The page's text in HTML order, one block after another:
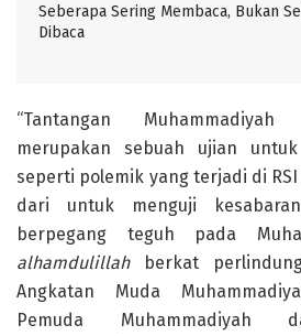
Seberapa Sering Membaca, Bukan
Dibaca
“Tantangan
merupakan sebuah ujian
seperti polemik yang terjadi di
dari untuk menguji
berpegang teguh pada
alhamdulillahberkat
Angkatan Muda
Pemuda